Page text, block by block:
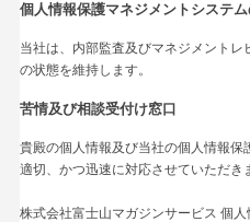
個人情報保護マネジメントシステ
当社は、内部監査及びマネジメント
の状態を維持します。
苦情及び相談受付け窓口
貴殿の個人情報及び当社の個人情報保
適切、かつ迅速に対応させていただき
株式会社富士山マガジンサービス 個